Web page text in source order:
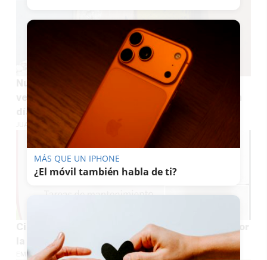
Nuevos destrozos en el centro de Sevilla por
vehículos que pasan por donde no pueden: "Un
día sí y otro también"
JUAN ANTONIO CARRASCO
Cierran un parque infantil y canino en Sevilla por
la presencia de alimentos con pinchos
EMILIO CABRERA
MÁS QUE UN IPHONE
¿El móvil también habla de ti?